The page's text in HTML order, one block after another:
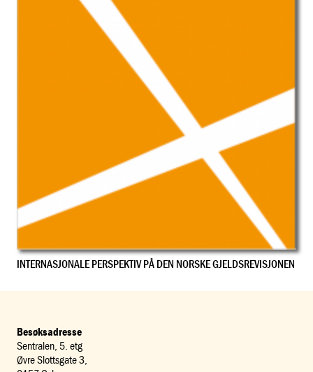
INTERNASJONALE PERSPEKTIV PÅ DEN NORSKE GJELDSREVISJONEN
Besøksadresse
Sentralen, 5. etg
Øvre Slottsgate 3,